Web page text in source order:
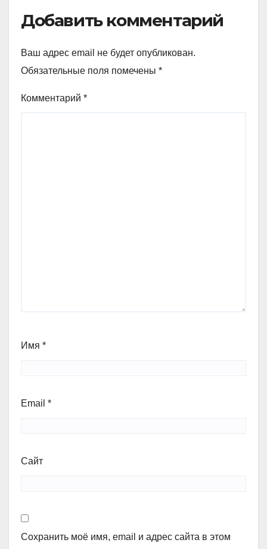
Добавить комментарий
Ваш адрес email не будет опубликован.
Обязательные поля помечены *
Комментарий *
Имя *
Email *
Сайт
Сохранить моё имя, email и адрес сайта в этом